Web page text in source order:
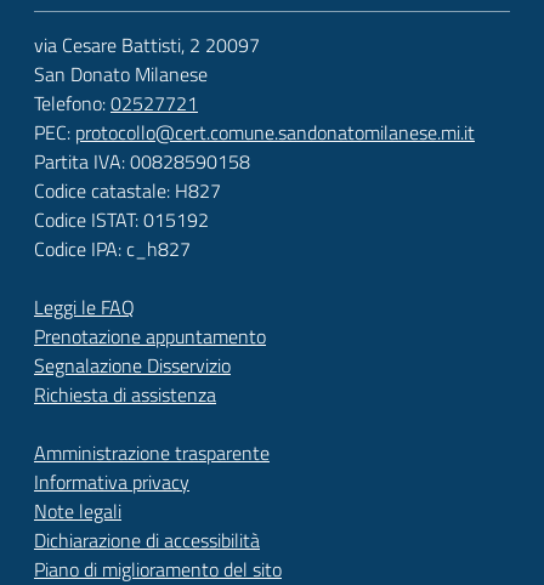
via Cesare Battisti, 2 20097
San Donato Milanese
Telefono:02527721
PEC: protocollo@cert.comune.sandonatomilanese.mi.it
Partita IVA: 00828590158
Codice catastale: H827
Codice ISTAT: 015192
Codice IPA: c_h827
Leggi le FAQ
Prenotazione appuntamento
Segnalazione Disservizio
Richiesta di assistenza
Amministrazione trasparente
Informativa privacy
Note legali
Dichiarazione di accessibilità
Piano di miglioramento del sito